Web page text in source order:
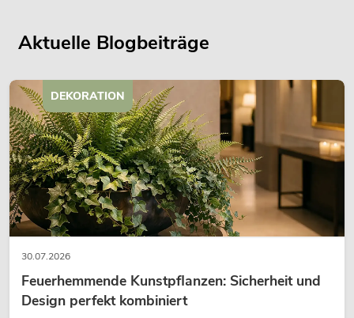
Aktuelle Blogbeiträge
30.07.2026
Feuerhemmende Kunstpflanzen: Sicherheit und
Design perfekt kombiniert
DEKORATION